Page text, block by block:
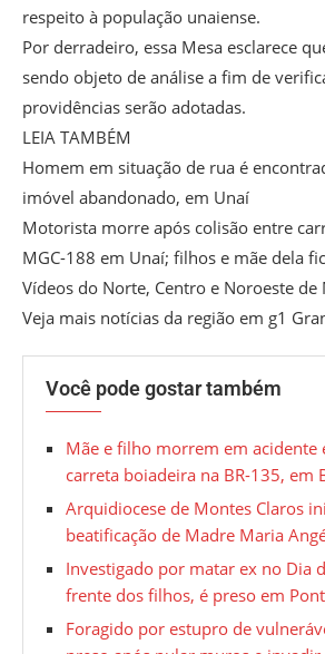
respeito à população unaiense.
Por derradeiro, essa Mesa esclarece
sendo objeto de análise a fim de
providências serão adotadas.
LEIA TAMBÉM
Homem em situação de rua é
imóvel abandonado, em Unaí
Motorista morre após colisão entre
MGC-188 em Unaí; filhos e mãe dela
Vídeos do Norte, Centro e Noroeste de
Veja mais notícias da região em g1
Você pode gostar também
Mãe e filho morrem em acidente
carreta boiadeira na BR-135, em
Arquidiocese de Montes Claros
beatificação de Madre Maria
Investigado por matar ex no Dia
frente dos filhos, é preso em
Foragido por estupro de